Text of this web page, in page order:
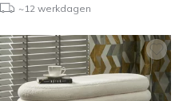
~12 werkdagen